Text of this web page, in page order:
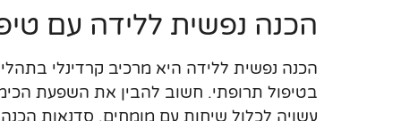
הכנה נפשית ללידה עם
הכנה נפשית ללידה היא מרכיב קרדינלי
בטיפול תרופתי. חשוב להבין את השפעת
עשויה לכלול שיחות עם מומחים, סדנאות